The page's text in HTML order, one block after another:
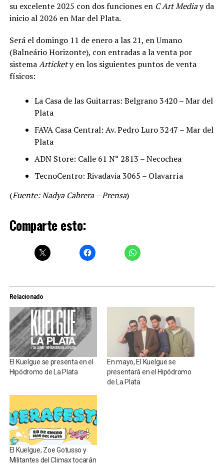
su excelente 2025 con dos funciones en C Art Mediay da
inicio al 2026 en Mar del Plata.
Será el domingo 11 de enero a las 21, en Umano
(Balneário Horizonte), con entradas a la venta por
sistemaArtickety en los siguientes puntos de venta
físicos:
La Casa de las Guitarras: Belgrano 3420 – Mar del
Plata
FAVA Casa Central: Av. Pedro Luro 3247 – Mar del
Plata
ADN Store: Calle 61 N° 2813 – Necochea
TecnoCentro: Rivadavia 3065 – Olavarría
(Fuente: Nadya Cabrera – Prensa)
Comparte esto:
Relacionado
El Kuelgue se presenta en el
Hipódromo de La Plata
En mayo, El Kuelgue se
presentará en el Hipódromo
de La Plata
El Kuelgue, Zoe Gotusso y
Militantes del Climax tocarán